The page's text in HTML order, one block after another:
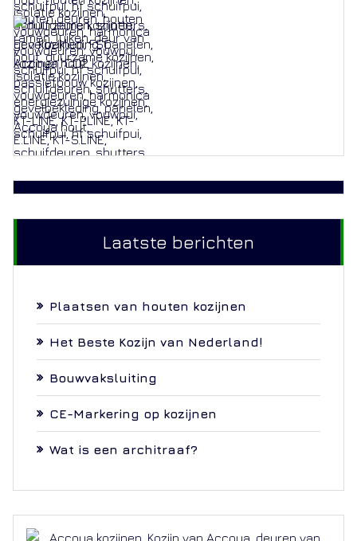
Laatste berichten
Plaatsen van houten kozijnen
Het Beste Kozijn van Nederland!
Bouwvaksluiting
CE-Markering op kozijnen
Wat is een architraaf?